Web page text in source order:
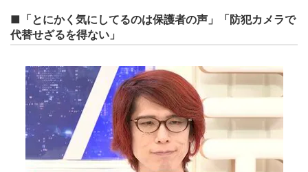
■「とにかく気にしてるのは保護者の声」「防犯カメラで
代替せざるを得ない」